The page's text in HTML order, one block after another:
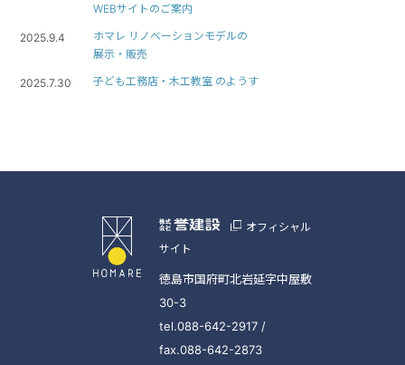
WEBサイトのご案内
2025.9.4
ホマレ リノベーションモデルの
展示・販売
2025.7.30 子ども工務店・木工教室 のようす
オフィシャル
サイト
徳島市国府町北岩延字中屋敷
30-3
tel.088-642-2917 /
fax.088-642-2873